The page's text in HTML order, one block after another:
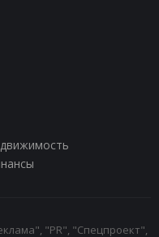
"PR", "Спецпроект",